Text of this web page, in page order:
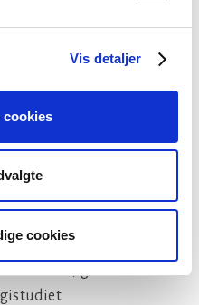
Vis detaljer
cookies
cookies
i
2026